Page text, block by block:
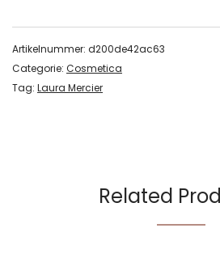
Artikelnummer: d200de42ac63
Categorie: Cosmetica
Tag: Laura Mercier
Related